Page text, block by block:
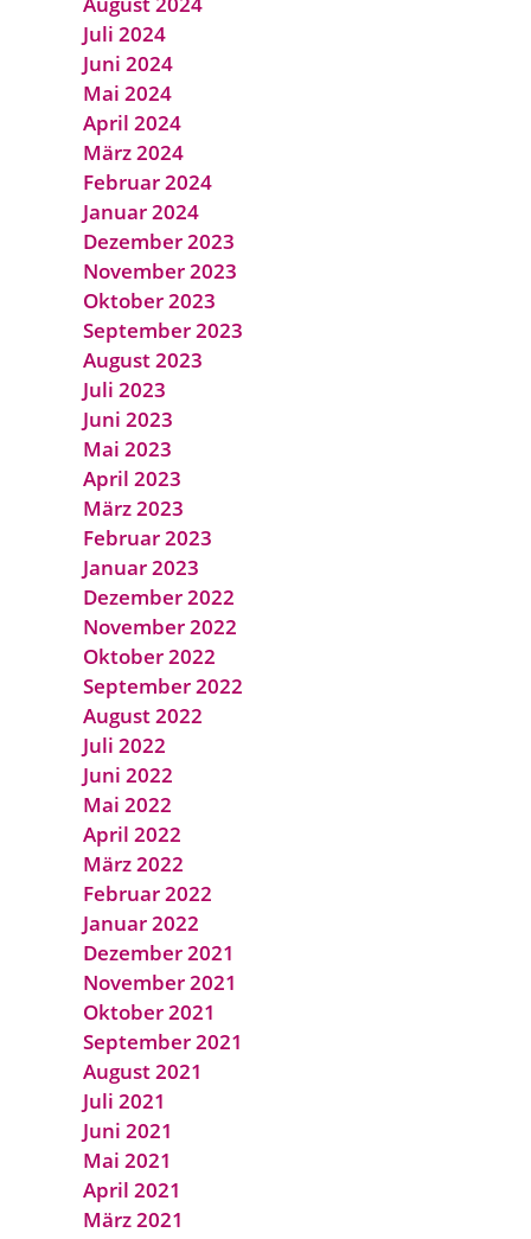
Juli 2024
Juni 2024
Mai 2024
April 2024
März 2024
Februar 2024
Januar 2024
Dezember 2023
November 2023
Oktober 2023
September 2023
August 2023
Juli 2023
Juni 2023
Mai 2023
April 2023
März 2023
Februar 2023
Januar 2023
Dezember 2022
November 2022
Oktober 2022
September 2022
August 2022
Juli 2022
Juni 2022
Mai 2022
April 2022
März 2022
Februar 2022
Januar 2022
Dezember 2021
November 2021
Oktober 2021
September 2021
August 2021
Juli 2021
Juni 2021
Mai 2021
April 2021
März 2021